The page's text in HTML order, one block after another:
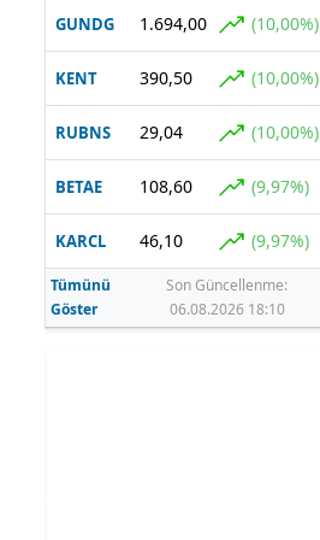
GUNDG 1.694,00 (10,00%)
KENT 390,50 (10,00%)
RUBNS 29,04 (10,00%)
BETAE 108,60 (9,97%)
KARCL 46,10 (9,97%)
Tümünü
Göster
Son Güncellenme:
06.08.2026 18:10